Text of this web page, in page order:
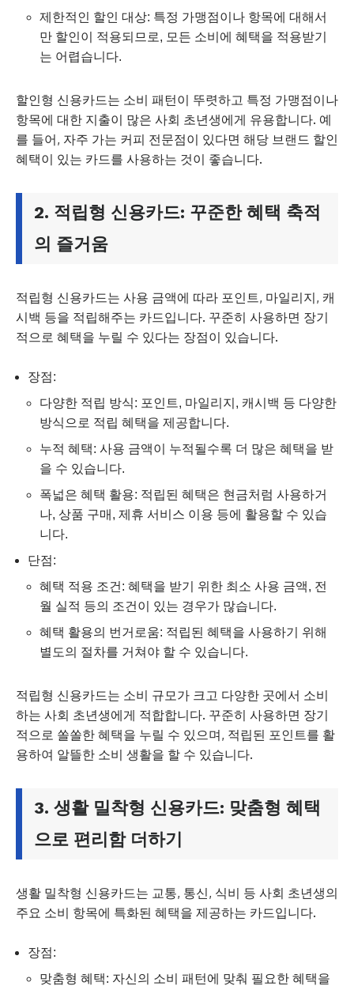
제한적인 할인 대상: 특정 가맹점이나 항목에 대해서
만 할인이 적용되므로, 모든 소비에 혜택을 적용받기
는 어렵습니다.
할인형 신용카드는 소비 패턴이 뚜렷하고 특정 가맹점이나
항목에 대한 지출이 많은 사회 초년생에게 유용합니다. 예
를 들어, 자주 가는 커피 전문점이 있다면 해당 브랜드 할인
혜택이 있는 카드를 사용하는 것이 좋습니다.
2. 적립형 신용카드: 꾸준한 혜택 축적
의 즐거움
적립형 신용카드는 사용 금액에 따라 포인트, 마일리지, 캐
시백 등을 적립해주는 카드입니다. 꾸준히 사용하면 장기
적으로 혜택을 누릴 수 있다는 장점이 있습니다.
장점:
다양한 적립 방식: 포인트, 마일리지, 캐시백 등 다양한
방식으로 적립 혜택을 제공합니다.
누적 혜택: 사용 금액이 누적될수록 더 많은 혜택을 받
을 수 있습니다.
폭넓은 혜택 활용: 적립된 혜택은 현금처럼 사용하거
나, 상품 구매, 제휴 서비스 이용 등에 활용할 수 있습
니다.
단점:
혜택 적용 조건: 혜택을 받기 위한 최소 사용 금액, 전
월 실적 등의 조건이 있는 경우가 많습니다.
혜택 활용의 번거로움: 적립된 혜택을 사용하기 위해
별도의 절차를 거쳐야 할 수 있습니다.
적립형 신용카드는 소비 규모가 크고 다양한 곳에서 소비
하는 사회 초년생에게 적합합니다. 꾸준히 사용하면 장기
적으로 쏠쏠한 혜택을 누릴 수 있으며, 적립된 포인트를 활
용하여 알뜰한 소비 생활을 할 수 있습니다.
3. 생활 밀착형 신용카드: 맞춤형 혜택
으로 편리함 더하기
생활 밀착형 신용카드는 교통, 통신, 식비 등 사회 초년생의
주요 소비 항목에 특화된 혜택을 제공하는 카드입니다.
장점:
맞춤형 혜택: 자신의 소비 패턴에 맞춰 필요한 혜택을